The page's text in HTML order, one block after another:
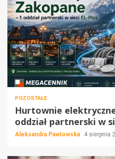
POZOSTAŁE
Hurtownie
oddział partnerski w
Aleksandra Pawłowska 4 sierpnia